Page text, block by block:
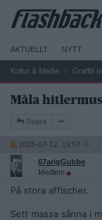
AKTUELLT NYTT
Kultur & Media Graffiti
Måla
Svara
2025-07-12, 19:57
67arigGubbe
Medlem
På stora affischer.
Sett massa sånna i